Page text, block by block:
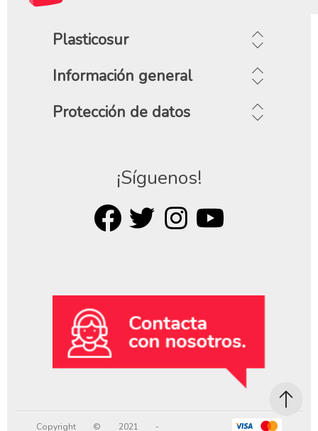
Plasticosur
Información general
Protección de datos
¡Síguenos!
Copyright © 2021 -